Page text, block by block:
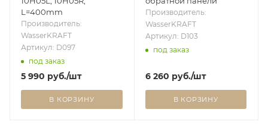
L=400mm
Производитель:
WasserKRAFT
Артикул: D097
под заказ
5 990 руб./шт
В КОРЗИНУ
Производитель:
WasserKRAFT
Артикул: D103
под заказ
6 260 руб./шт
В КОРЗИНУ